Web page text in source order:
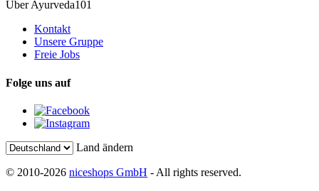
Über Ayurveda101
Kontakt
Unsere Gruppe
Freie Jobs
Folge uns auf
Land ändern
© 2010-2026 niceshops GmbH - All rights reserved.